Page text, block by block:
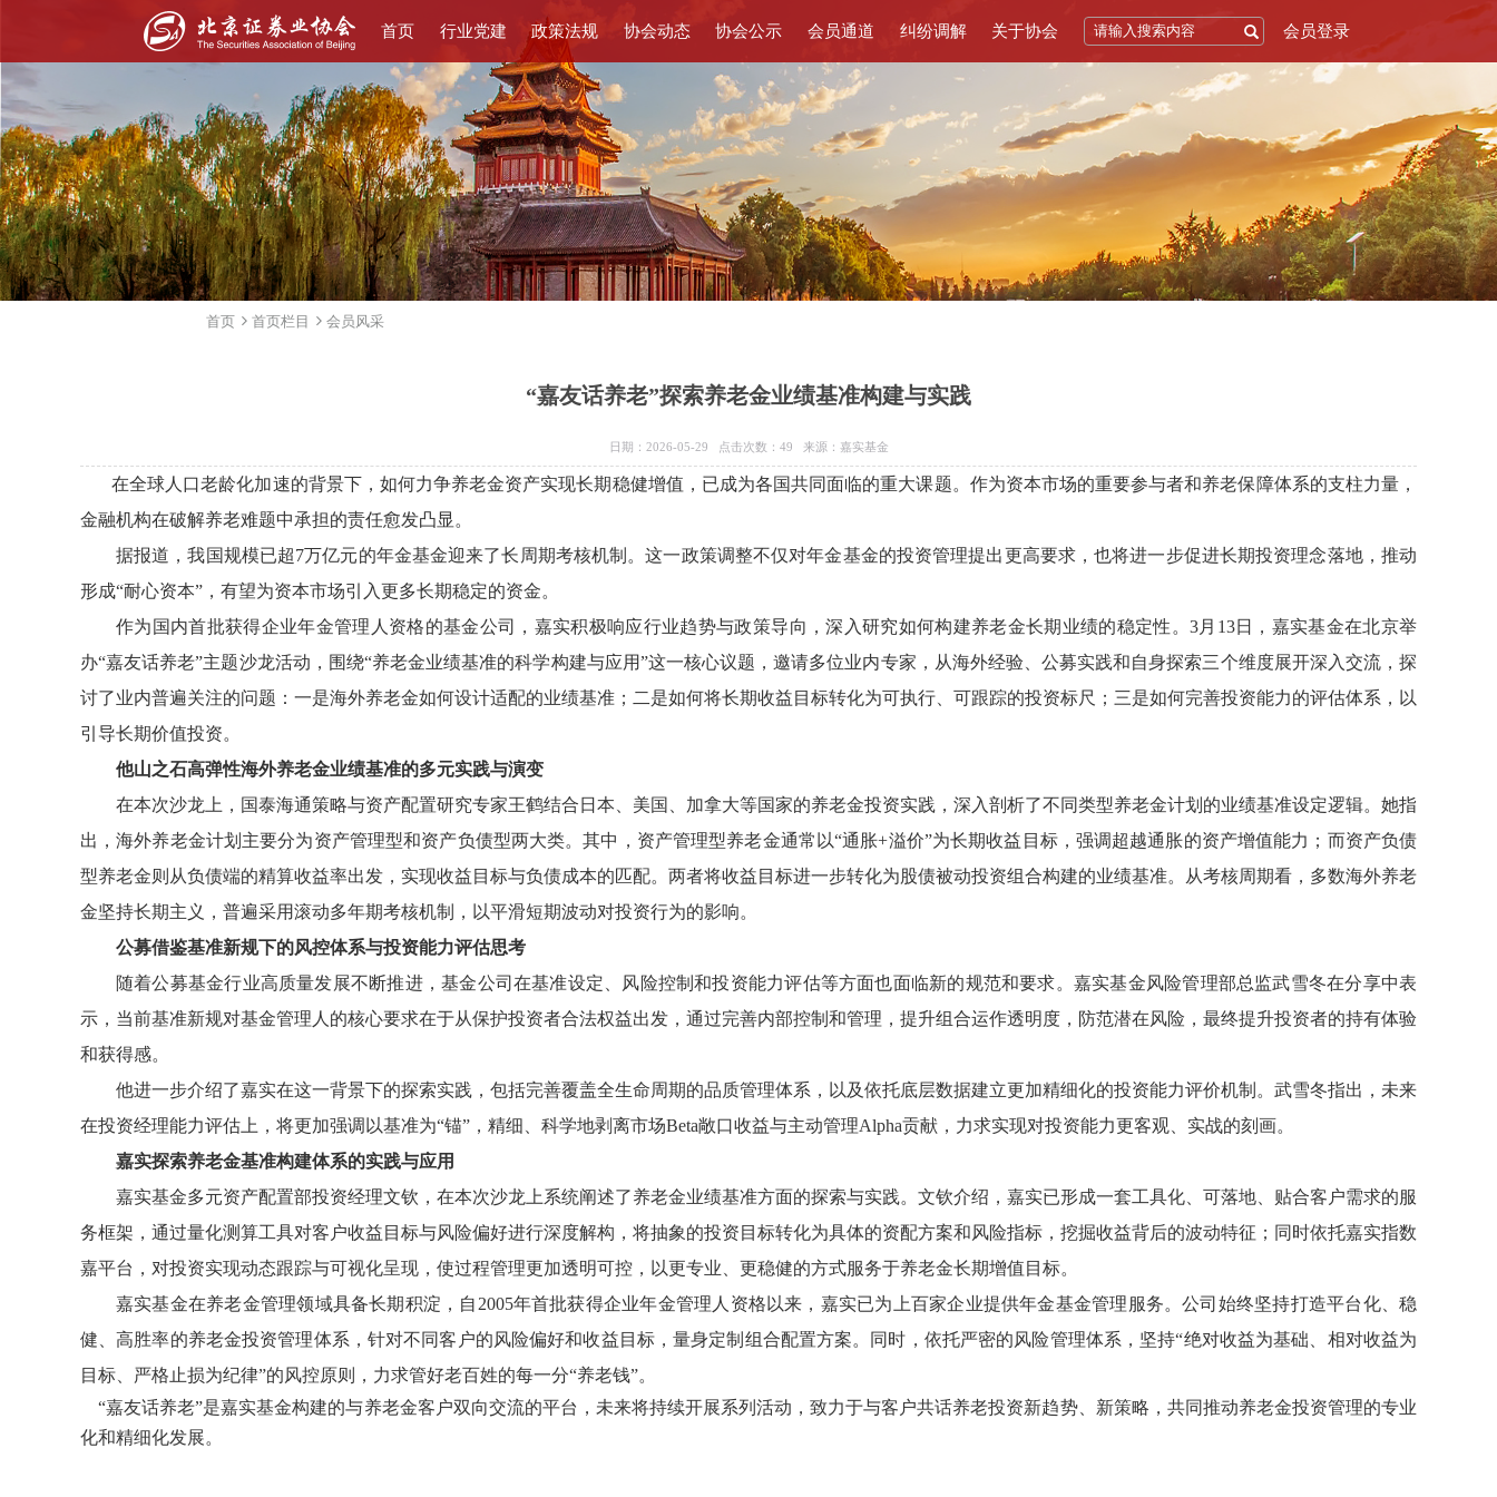
首页 行业党建 政策法规 协会动态 协会公示 会员通道 纠纷调解 关于协会 会员登录
首页 首页栏目 会员风采
“嘉友话养老”探索养老金业绩基准构建与实践
日期：2026-05-29 点击次数： 49 来源：嘉实基金
在全球人口老龄化加速的背景下，如何力争养老金资产实现长期稳健增值，已成为各国共同面临的重大课题。作为资本市场的重要参与者和养老保障体系的支柱力量，
金融机构在破解养老难题中承担的责任愈发凸显。
据报道，我国规模已超7万亿元的年金基金迎来了长周期考核机制。这一政策调整不仅对年金基金的投资管理提出更高要求，也将进一步促进长期投资理念落地，推动
形成“耐心资本” ，有望为资本市场引入更多长期稳定的资金。
作为国内首批获得企业年金管理人资格的基金公司，嘉实积极响应行业趋势与政策导向，深入研究如何构建养老金长期业绩的稳定性。 3月 13日，嘉实基金在北京举
办“嘉友话养老”主题沙龙活动，围绕“养老金业绩基准的科学构建与应用”这一核心议题，邀请多位业内专家，从海外经验、公募实践和自身探索三个维度展开深入交流，探
讨了业内普遍关注的问题：一是海外养老金如何设计适配的业绩基准；二是如何将长期收益目标转化为可执行、可跟踪的投资标尺；三是如何完善投资能力的评估体系，以
引导长期价值投资。
他山之石高弹性海外养老金业绩基准的多元实践与演变
在本次沙龙上，国泰海通策略与资产配置研究专家王鹤结合日本、美国、加拿大等国家的养老金投资实践，深入剖析了不同类型养老金计划的业绩基准设定逻辑。她指
出，海外养老金计划主要分为资产管理型和资产负债型两大类。其中，资产管理型养老金通常以“通胀+溢价”为长期收益目标，强调超越通胀的资产增值能力；而资产负债
型养老金则从负债端的精算收益率出发，实现收益目标与负债成本的匹配。两者将收益目标进一步转化为股债被动投资组合构建的业绩基准。从考核周期看，多数海外养老
金坚持长期主义，普遍采用滚动多年期考核机制，以平滑短期波动对投资行为的影响。
公募借鉴基准新规下的风控体系与投资能力评估思考
随着公募基金行业高质量发展不断推进，基金公司在基准设定、风险控制和投资能力评估等方面也面临新的规范和要求。嘉实基金风险管理部总监武雪冬在分享中表
示，当前基准新规对基金管理人的核心要求在于从保护投资者合法权益出发，通过完善内部控制和管理，提升组合运作透明度，防范潜在风险，最终提升投资者的持有体验
和获得感。
他进一步介绍了嘉实在这一背景下的探索实践，包括完善覆盖全生命周期的品质管理体系，以及依托底层数据建立更加精细化的投资能力评价机制。武雪冬指出，未来
在投资经理能力评估上，将更加强调以基准为“锚” ，精细、科学地剥离市场Beta敞口收益与主动管理Alpha贡献，力求实现对投资能力更客观、实战的刻画。
嘉实探索养老金基准构建体系的实践与应用
嘉实基金多元资产配置部投资经理文钦，在本次沙龙上系统阐述了养老金业绩基准方面的探索与实践。文钦介绍，嘉实已形成一套工具化、可落地、贴合客户需求的服
务框架，通过量化测算工具对客户收益目标与风险偏好进行深度解构，将抽象的投资目标转化为具体的资配方案和风险指标，挖掘收益背后的波动特征；同时依托嘉实指数
嘉平台，对投资实现动态跟踪与可视化呈现，使过程管理更加透明可控，以更专业、更稳健的方式服务于养老金长期增值目标。
嘉实基金在养老金管理领域具备长期积淀，自 2005年首批获得企业年金管理人资格以来，嘉实已为上百家企业提供年金基金管理服务。公司始终坚持打造平台化、稳
健、高胜率的养老金投资管理体系，针对不同客户的风险偏好和收益目标，量身定制组合配置方案。同时，依托严密的风险管理体系，坚持“绝对收益为基础、相对收益为
目标、严格止损为纪律”的风控原则，力求管好老百姓的每一分“养老钱”。
“嘉友话养老”是嘉实基金构建的与养老金客户双向交流的平台，未来将持续开展系列活动，致力于与客户共话养老投资新趋势、新策略，共同推动养老金投资管理的专业
化和精细化发展。